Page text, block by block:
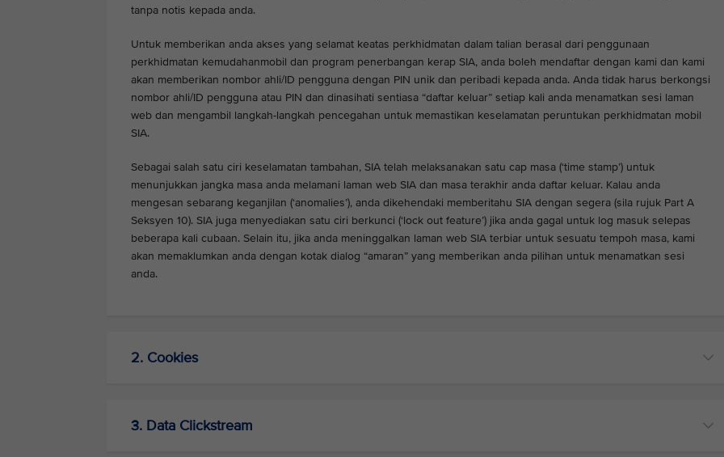
tanpa notis kepada anda.
Untuk memberikan anda akses yang selamat keatas perkhidmatan dalam talian berasal dari penggunaan
perkhidmatan kemudahanmobil dan program penerbangan kerap SIA, anda boleh mendaftar dengan kami dan kami
akan memberikan nombor ahli/ID pengguna dengan PIN unik dan peribadi kepada anda. Anda tidak harus berkongsi
nombor ahli/ID pengguna atau PIN dan dinasihati sentiasa “daftar keluar” setiap kali anda menamatkan sesi laman
web dan mengambil langkah-langkah pencegahan untuk memastikan keselamatan peruntukan perkhidmatan mobil
SIA.
Sebagai salah satu ciri keselamatan tambahan, SIA telah melaksanakan satu cap masa (‘time stamp’) untuk
menunjukkan jangka masa anda melamani laman web SIA dan masa terakhir anda daftar keluar. Kalau anda
mengesan sebarang keganjilan (‘anomalies’), anda dikehendaki memberitahu SIA dengan segera (sila rujuk Part A
Seksyen 10). SIA juga menyediakan satu ciri berkunci (‘lock out feature’) jika anda gagal untuk log masuk selepas
beberapa kali cubaan. Selain itu, jika anda meninggalkan laman web SIA terbiar untuk sesuatu tempoh masa, kami
akan memaklumkan anda dengan kotak dialog “amaran” yang memberikan anda pilihan untuk menamatkan sesi
anda.
2. Cookies
3. Data Clickstream